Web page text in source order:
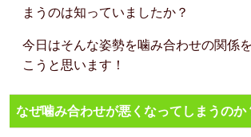
まうのは知っていましたか？
今日はそんな姿勢を噛み合わせの関係
こうと思います！
なぜ噛み合わせが悪くなってしまうのか